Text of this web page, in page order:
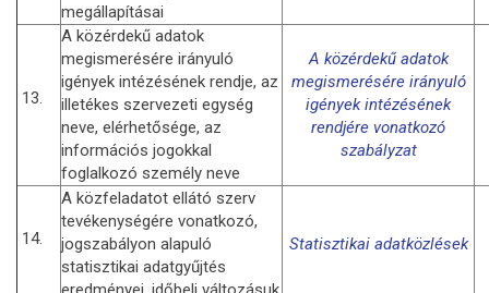
megállapításai
13.
A közérdekű adatok
megismerésére irányuló
igények intézésének rendje, az
illetékes szervezeti egység
neve, elérhetősége, az
információs jogokkal
foglalkozó személy neve
A közérdekű adatok
megismerésére irányuló
igények intézésének
rendjére vonatkozó
szabályzat
14.
A közfeladatot ellátó szerv
tevékenységére vonatkozó,
jogszabályon alapuló
statisztikai adatgyűjtés
Statisztikai adatközlések